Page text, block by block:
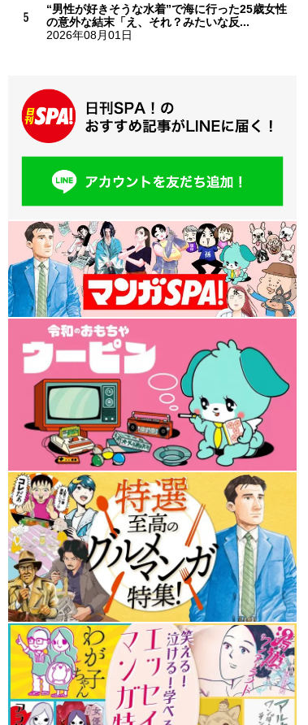
“男性が好きそうな水着”で海に行った25歳女性
の意外な結末「え、それ？みたいな反...
2026年08月01日